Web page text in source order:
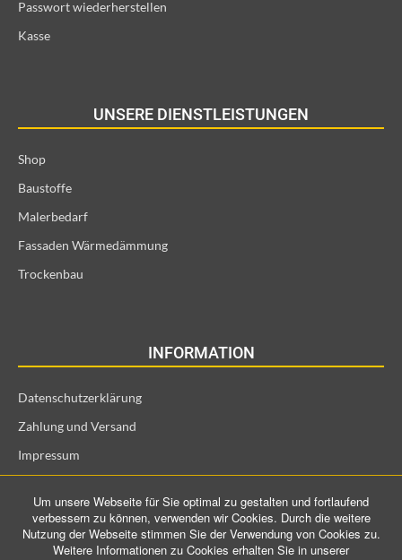
Passwort wiederherstellen
Kasse
UNSERE DIENSTLEISTUNGEN
Shop
Baustoffe
Malerbedarf
Fassaden Wärmedämmung
Trockenbau
INFORMATION
Datenschutzerklärung
Zahlung und Versand
Impressum
Widerrufsrecht für Verbraucher
Um unsere Webseite für Sie optimal zu gestalten und fortlaufend
verbessern zu können, verwenden wir Cookies. Durch die weitere
Nutzung der Webseite stimmen Sie der Verwendung von Cookies zu.
Weitere Informationen zu Cookies erhalten Sie in unserer